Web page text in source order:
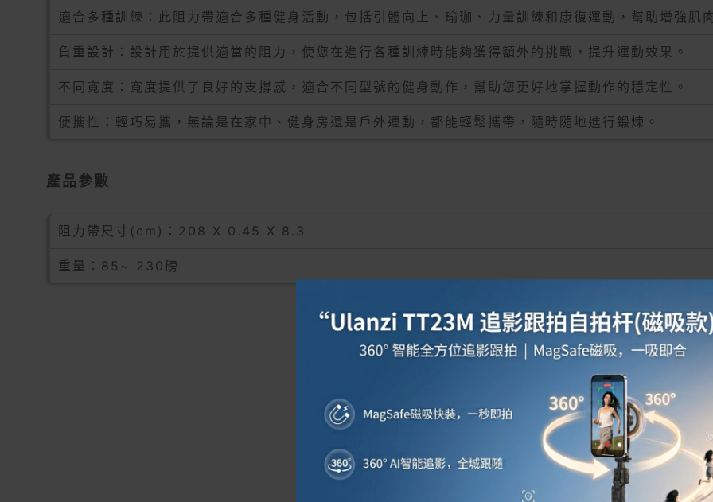
適合多種訓練：此阻力帶適合多種健身活動，包括引體向上、瑜珈、力量訓練和康復運動，幫助增強肌
負重設計：設計用於提供適當的阻力，使您在進行各種訓練時能夠獲得額外的挑戰，提升運動效果。
不同寬度：寬度提供了良好的支撐感，適合不同型號的健身動作，幫助您更好地掌握動作的穩定性。
便攜性：輕巧易攜，無論是在家中、健身房還是戶外運動，都能輕鬆攜帶，隨時隨地進行鍛煉。
產品參數
阻力帶尺寸(cm)：208 X 0.45 X 8.3
重量：85~ 230磅